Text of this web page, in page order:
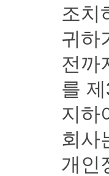
조치
귀하
전까
를
지하
회사
개인